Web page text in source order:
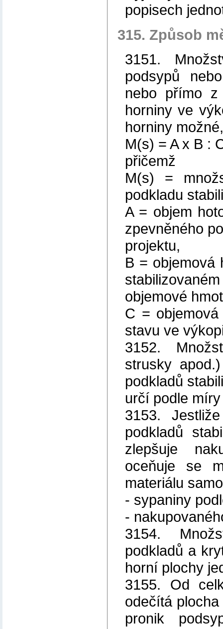
popisech
315. Způsob
3151.
podsypů
nebo přímo
horniny ve
horniny
M(s) = A x B :
přičemž
M(s) =
podkladu
A = objem
zpevněného
projektu,
B = objemová
objemové
C =
stavu ve
3152.
strusky
podkladů
určí podle
3153.
podkladů
zlepšuje
oceňuje se
materiálu
- sypaniny
-
3154.
podkladů a
horní plochy
3155. Od
odečítá
pronik